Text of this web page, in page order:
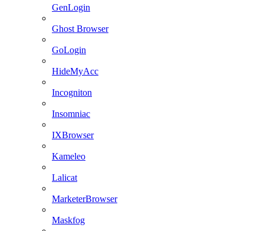
GenLogin
Ghost Browser
GoLogin
HideMyAcc
Incogniton
Insomniac
IXBrowser
Kameleo
Lalicat
MarketerBrowser
Maskfog